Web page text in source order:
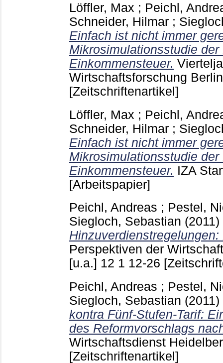
Löffler, Max ; Peichl,
Schneider, Hilmar ;
Einfach ist nicht immer
Mikrosimulationsstudie
Einkommensteuer.
Wirtschaftsforschung
[Zeitschriftenartikel]
Löffler, Max ; Peichl,
Schneider, Hilmar ;
Einfach ist nicht immer
Mikrosimulationsstudie
Einkommensteuer. IZA
[Arbeitspapier]
Peichl, Andreas ; Pestel,
Siegloch, Sebastian (2011)
Perspektiven der
[u.a.] 12 1 12-26
Peichl, Andreas ; Pestel,
Siegloch, Sebastian (2011)
kontra Fünf-Stufen-Tarif:
des Reformvorschlags
Wirtschaftsdienst
[Zeitschriftenartikel]